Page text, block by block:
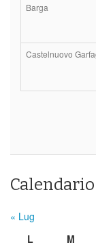
Barga
Castelnuovo
« Lug
L
M